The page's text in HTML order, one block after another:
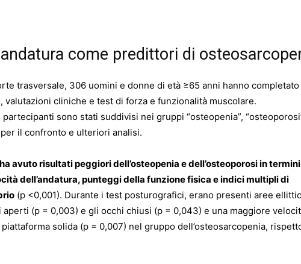
come predittori di
trasversale, 306 uomini e donne di età ≥65 anni hanno completato
valutazioni cliniche e test di forza e funzionalità muscolare.
sono stati suddivisi nei gruppi “osteopenia”,
per il confronto e ulteriori analisi.
avuto risultati peggiori dell’osteopenia e dell’osteoporosi in
dell’andatura, punteggi della funzione fisica e indici multipli di
(p <0,001). Durante i test posturografici, erano presenti aree
(p = 0,003) e gli occhi chiusi (p = 0,043) e una maggiore
solida (p = 0,007) nel gruppo dell’osteosarcopenia,